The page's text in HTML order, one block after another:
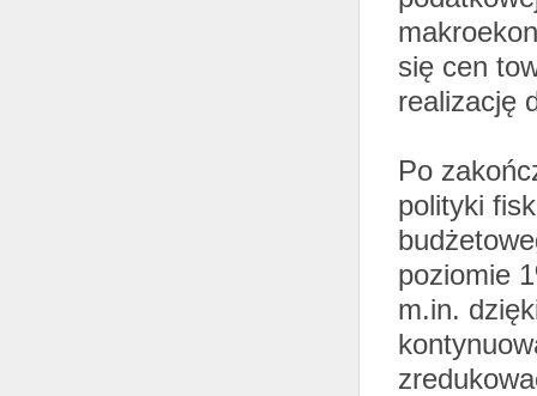
się cen
realizację
Po
polityki
poziomie
m.in.